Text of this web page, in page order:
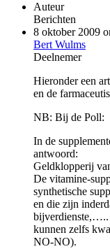
Auteur
Berichten
8 oktober 2009
Bert Wulms
Deelnemer
Hieronder een
en de
NB: Bij de Poll:
In de
antwoord:
Geldklopperij
De vitamine-
synthetische
en die zijn
bijverdienste,…..
kunnen zelfs
NO-NO).